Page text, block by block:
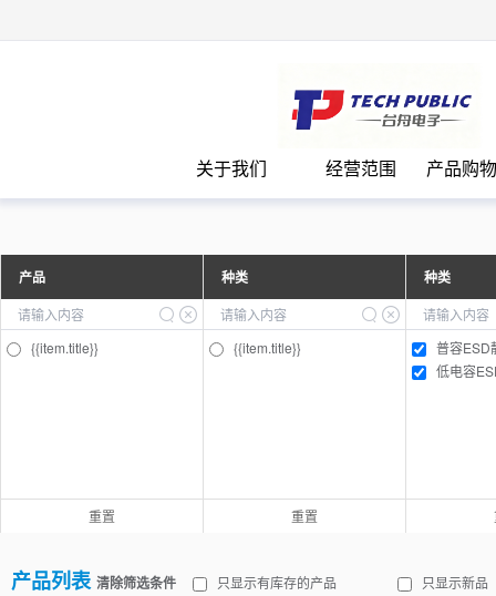
关于我们 经营范围 产品购
产品
{{item.title}}
重置
种类
{{item.title}}
重置
种类
普容ESD
低电容
产品列表 清除筛选条件 只显示有库存的产品 只显示新品